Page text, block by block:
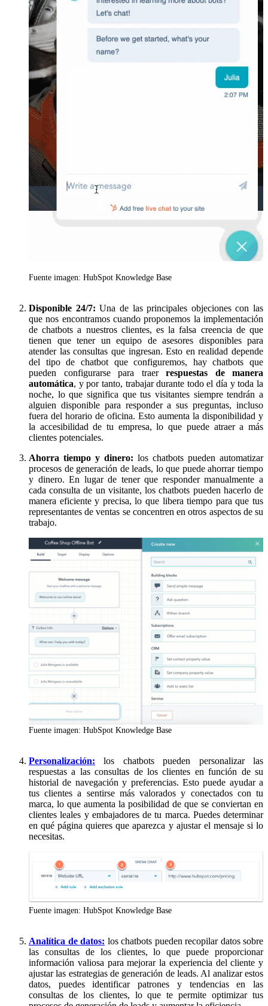
Fuente imagen: HubSpot Knowledge Base
Disponible 24/7:Una de las principales objeciones con las
que nos encontramos cuando proponemos la implementación
de chatbots a nuestros clientes, es la falsa creencia de que
tienen que tener un equipo de asesores disponibles para
atender las consultas que ingresan. Esto en realidad depende
del tipo de chatbot que configuremos, haychatbots que
pueden configurarse para traer respuestas de manera
automática, y por tanto, trabajar durante todo el día y toda la
noche, lo que significa que tus visitantes siempre tendrán a
alguien disponible para responder a sus preguntas, incluso
fuera del horario de oficina. Esto aumenta la disponibilidad y
la accesibilidad de tu empresa, lo que puede atraer a más
clientes potenciales.
Ahorra tiempo y dinero: los chatbots pueden automatizar
procesos de generación de leads, lo que puede ahorrar tiempo
y dinero. En lugar de tener que responder manualmente a
cada consulta de un visitante, los chatbots pueden hacerlo de
manera eficiente y precisa, lo que libera tiempo para que tus
representantes de ventas se concentren en otros aspectos de su
trabajo.
Fuente imagen: HubSpot Knowledge Base
Personalización: los chatbots pueden personalizar las
respuestas a las consultas de los clientes en función de su
historial de navegación y preferencias. Esto puede ayudar a
tus clientes a sentirse más valorados y conectados con tu
marca, lo que aumenta la posibilidad de que se conviertan en
clientes leales y embajadores de tu marca. Puedes determinar
en qué página quieres que aparezca y ajustar el mensaje si lo
necesitas.
Fuente imagen: HubSpot Knowledge Base
Analítica de datos: los chatbots pueden recopilar datos sobre
las consultas de los clientes, lo que puede proporcionar
información valiosa para mejorar la experiencia del cliente y
ajustar las estrategias de generación de leads. Al analizar estos
datos, puedes identificar patrones y tendencias en las
consultas de los clientes, lo que te permite optimizar tus